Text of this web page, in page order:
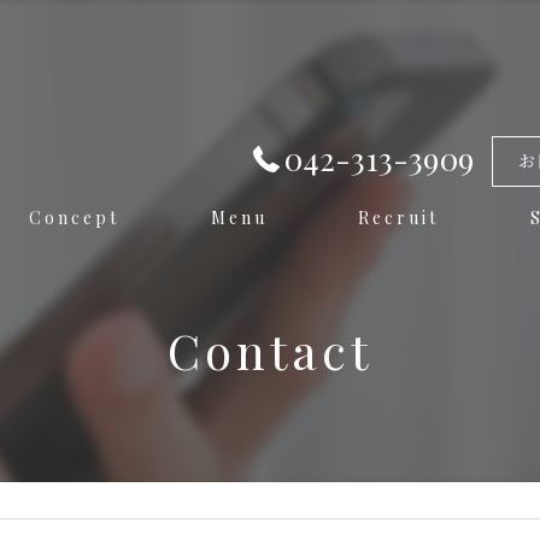
042-313-3909
Concept Menu Recruit
Contact